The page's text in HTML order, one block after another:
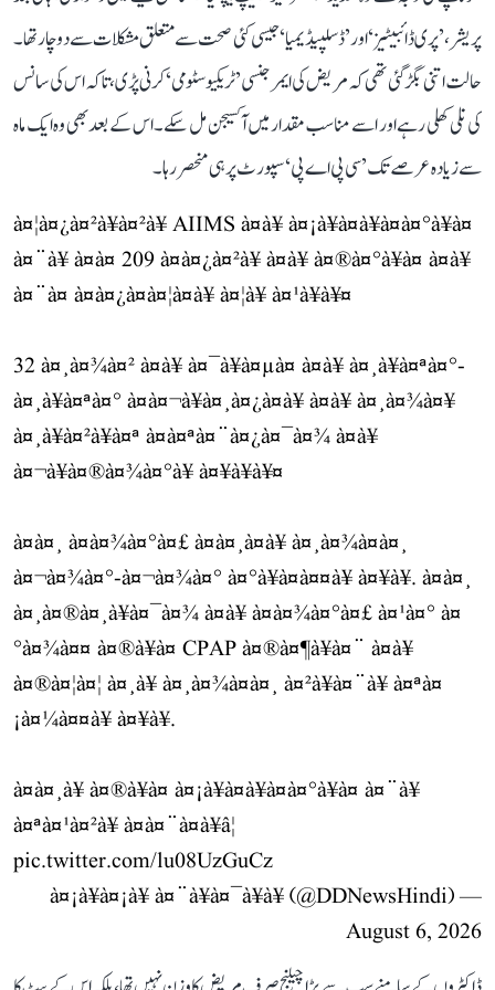
پریشر، ’پری ڈائبیٹیز‘ اور ’ڈسلپیڈیمیا‘ جیسی کئی صحت سے متعلق مشکلات سے دوچار تھا۔
حالت اتنی بگڑ گئی تھی کہ مریض کی ایمرجنسی ’ٹریکیوسٹومی‘ کرنی پڑی، تاکہ اس کی سانس
کی نلی کھلی رہے اور اسے مناسب مقدار میں آکسیجن مل سکے۔ اس کے بعد بھی وہ ایک ماہ
سے زیادہ عرصے تک ’سی پی اے پی‘ سپورٹ پر ہی منحصر رہا۔
à¤¦à¤¿à¤²à¥à¤²à¥ AIIMS à¤à¥ à¤¡à¥à¤à¥à¤à¤°à¥à¤
à¤¨à¥ à¤à¤ 209 à¤à¤¿à¤²à¥ à¤à¥ à¤®à¤°à¥à¤ à¤à¥
à¤¨à¤ à¤à¤¿à¤à¤¦à¤à¥ à¤¦à¥ à¤¹à¥à¥¤
32 à¤¸à¤¾à¤² à¤à¥ à¤¯à¥à¤µà¤ à¤à¥ à¤¸à¥à¤ªà¤°-
à¤¸à¥à¤ªà¤° à¤à¤¬à¥à¤¸à¤¿à¤à¥ à¤à¥ à¤¸à¤¾à¤¥
à¤¸à¥à¤²à¥à¤ª à¤à¤ªà¤¨à¤¿à¤¯à¤¾ à¤à¥
à¤¬à¥à¤®à¤¾à¤°à¥ à¤¥à¥à¥¤
à¤à¤¸ à¤à¤¾à¤°à¤£ à¤à¤¸à¤à¥ à¤¸à¤¾à¤à¤¸
à¤¬à¤¾à¤°-à¤¬à¤¾à¤° à¤°à¥à¤à¤¤à¥ à¤¥à¥. à¤à¤¸
à¤¸à¤®à¤¸à¥à¤¯à¤¾ à¤à¥ à¤à¤¾à¤°à¤£ à¤¹à¤° à¤
°à¤¾à¤¤ à¤®à¥à¤ CPAP à¤®à¤¶à¥à¤¨ à¤à¥
à¤®à¤¦à¤¦ à¤¸à¥ à¤¸à¤¾à¤à¤¸ à¤²à¥à¤¨à¥ à¤ªà¤
¡à¤¼à¤¤à¥ à¤¥à¥.
à¤à¤¸à¥ à¤®à¥à¤ à¤¡à¥à¤à¥à¤à¤°à¥à¤ à¤¨à¥
à¤ªà¤¹à¤²à¥ à¤à¤¨à¤à¥â¦
pic.twitter.com/lu08UzGuCz
— à¤¡à¥à¤¡à¥ à¤¨à¥à¤¯à¥à¥ (@DDNewsHindi)
August 6, 2026